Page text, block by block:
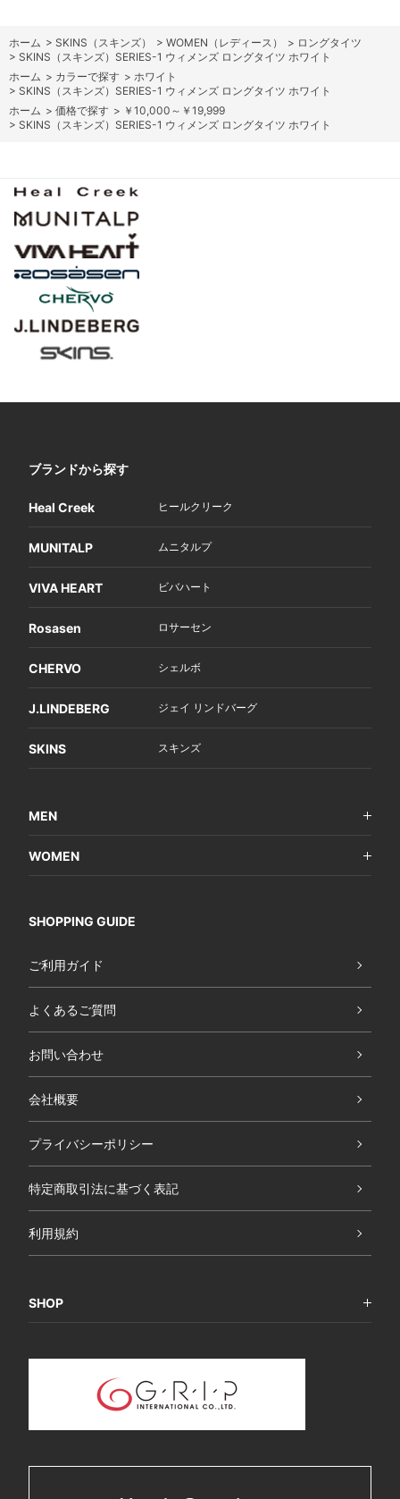
ホーム > SKINS（スキンズ） > WOMEN（レディース） > ロングタイツ
> SKINS（スキンズ）SERIES-1 ウィメンズ ロングタイツ ホワイト
ホーム > カラーで探す > ホワイト
> SKINS（スキンズ）SERIES-1 ウィメンズ ロングタイツ ホワイト
ホーム > 価格で探す > ￥10,000～￥19,999
> SKINS（スキンズ）SERIES-1 ウィメンズ ロングタイツ ホワイト
ブランドから探す
Heal Creek ヒールクリーク
MUNITALP ムニタルプ
VIVA HEART ビバハート
Rosasen ロサーセン
CHERVO シェルボ
J.LINDEBERG ジェイ リンドバーグ
SKINS スキンズ
MEN
WOMEN
SHOPPING GUIDE
ご利用ガイド
よくあるご質問
お問い合わせ
会社概要
プライバシーポリシー
特定商取引法に基づく表記
利用規約
SHOP